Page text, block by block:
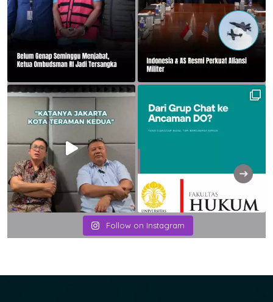
Follow on Instagram